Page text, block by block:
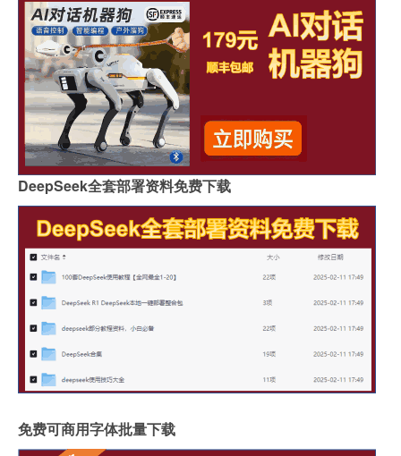
DeepSeek全套部署资料免费下载
免费可商用字体批量下载